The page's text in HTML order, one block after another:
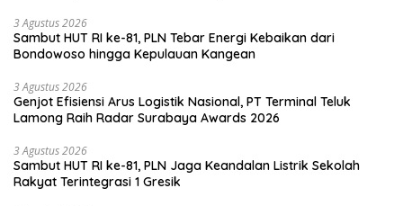
3 Agustus 2026
Sambut HUT RI ke-81, PLN Tebar Energi Kebaikan dari
Bondowoso hingga Kepulauan Kangean
3 Agustus 2026
Genjot Efisiensi Arus Logistik Nasional, PT Terminal Teluk
Lamong Raih Radar Surabaya Awards 2026
3 Agustus 2026
Sambut HUT RI ke-81, PLN Jaga Keandalan Listrik Sekolah
Rakyat Terintegrasi 1 Gresik